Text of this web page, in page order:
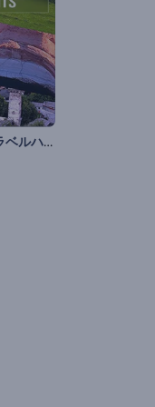
テンポの速いトラベルハイライト